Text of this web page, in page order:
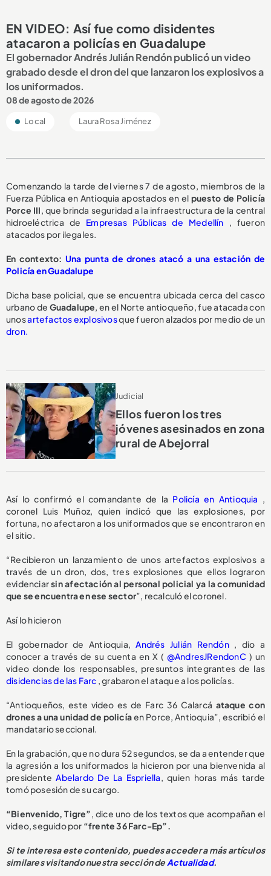
EN VIDEO: Así fue como disidentes
atacaron a policías en Guadalupe
El gobernador Andrés Julián Rendón publicó un video
grabado desde el dron del que lanzaron los explosivos a
los uniformados.
08 de agosto de 2026
Local Laura Rosa Jiménez
Comenzando la tarde del viernes 7 de agosto, miembros de la
Fuerza Pública en Antioquia apostados en el puesto de Policía
Porce III, que brinda seguridad a la infraestructura de la central
hidroeléctrica de Empresas Públicas de Medellín , fueron
atacados por ilegales.
En contexto: Una punta de drones atacó a una estación de
Policía en Guadalupe
Dicha base policial, que se encuentra ubicada cerca del casco
urbano de Guadalupe, en el Norte antioqueño, fue atacada con
unosartefactos explosivosque fueron alzados por medio de un
dron.
Judicial
Ellos fueron los tres
jóvenes asesinados en zona
rural de Abejorral
Así lo confirmó el comandante de la Policía en Antioquia ,
coronel Luis Muñoz, quien indicó que las explosiones, por
fortuna, no afectaron a los uniformados que se encontraron en
el sitio.
“Recibieron un lanzamiento de unos artefactos explosivos a
través de un dron, dos, tres explosiones que ellos lograron
evidenciarsin afectación al personal policial ya la comunidad
que se encuentra en ese sector”, recalculó el coronel.
Así lo hicieron
El gobernador de Antioquia,Andrés Julián Rendón, dio a
conocer a través de su cuenta en X ( @AndresJRendonC ) un
video donde los responsables, presuntos integrantes de las
disidencias de las Farc , grabaron el ataque a los policías.
“Antioqueños, este video es de Farc 36 Calarcá ataque con
drones a una unidad de policíaen Porce, Antioquia”, escribió el
mandatario seccional.
En la grabación, que no dura 52 segundos, se da a entender que
la agresión a los uniformados la hicieron por una bienvenida al
presidenteAbelardo De La Espriella, quien horas más tarde
tomó posesión de su cargo.
“Bienvenido, Tigre”, dice uno de los textos que acompañan el
video, seguido por “frente 36 Farc-Ep”.
Si te interesa este contenido, puedes acceder a más artículos
similares visitando nuestra sección deActualidad.